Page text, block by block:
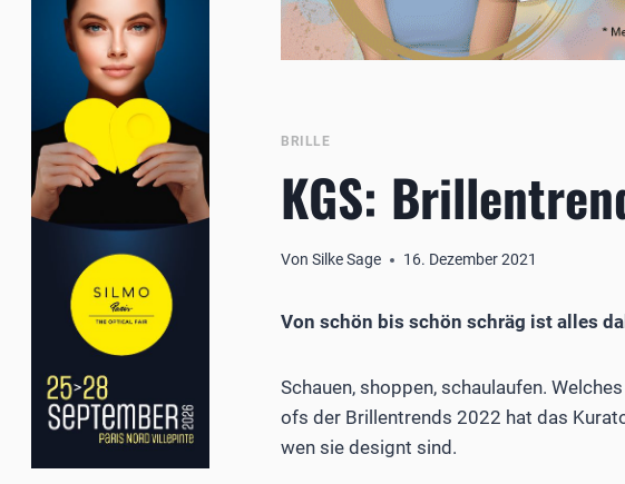
BRILLE
KGS:
Von Silke Sage 16. Dezember 2021
Von schön bis schön schräg ist alles
Schauen, shoppen, schaulaufen.
ofs der Brillentrends 2022 hat das
wen sie designt sind.